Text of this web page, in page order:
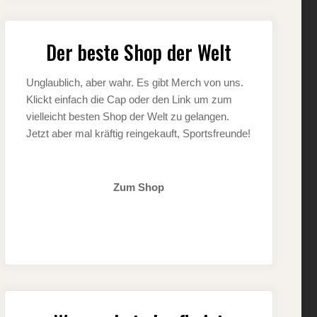
Der beste Shop der Welt
Unglaublich, aber wahr. Es gibt Merch von uns.
Klickt einfach die Cap oder den Link um zum
vielleicht besten Shop der Welt zu gelangen.
Jetzt aber mal kräftig reingekauft, Sportsfreunde!
Zum Shop